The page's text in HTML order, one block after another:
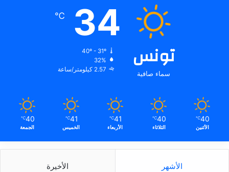
تونس
سماء صافية
34
℃
40º - 31º
32%
2.57 كيلومتر/ساعة
40
℃
الأثنين
40
℃
الثلاثاء
41
℃
الأربعاء
41
℃
الخميس
40
℃
الجمعة
الأشهر الأخيرة